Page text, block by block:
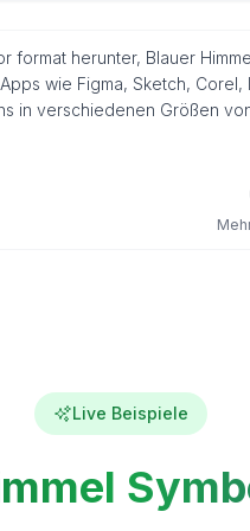
format herunter, Blauer
wie Figma, Sketch, Corel,
in verschiedenen Größen
Live Beispiele